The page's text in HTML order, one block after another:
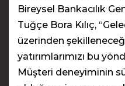
Bireysel Bankacılık
Tuğçe Bora Kılıç,
üzerinden
yatırımlarımızı bu
Müşteri deneyiminin